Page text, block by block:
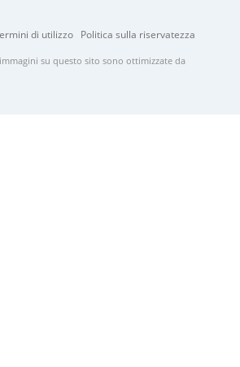
di utilizzo Politica sulla riservatezza
su questo sito sono ottimizzate da